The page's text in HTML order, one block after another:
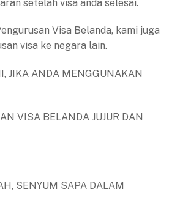
setelah visa anda selesai.
Visa Belanda, kami juga
visa ke negara lain.
JIKA ANDA MENGGUNAKAN
VISA BELANDA JUJUR DAN
SENYUM SAPA DALAM